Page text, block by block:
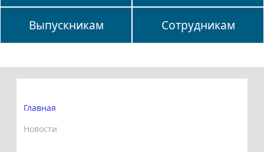
Выпускникам Сотрудникам
Главная
Новости